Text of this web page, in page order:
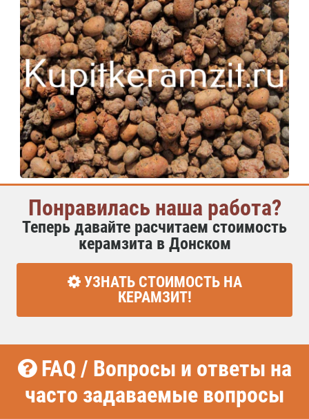
Понравилась наша работа?
Теперь давайте расчитаем стоимость
керамзита в Донском
УЗНАТЬ СТОИМОСТЬ НА
КЕРАМЗИТ!
FAQ / Вопросы и ответы на
часто задаваемые вопросы